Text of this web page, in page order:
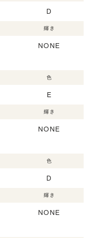
D
輝き
NONE
色
E
輝き
NONE
色
D
輝き
NONE